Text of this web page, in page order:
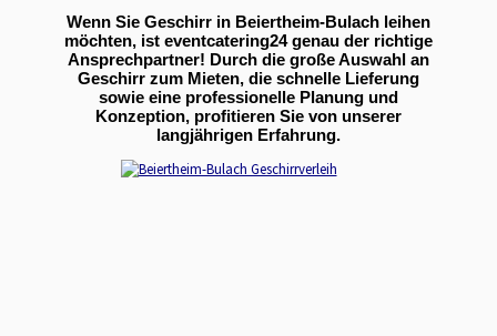
Wenn Sie Geschirr in Beiertheim-Bulach leihen
möchten, ist eventcatering24 genau der richtige
Ansprechpartner! Durch die große Auswahl an
Geschirr zum Mieten, die schnelle Lieferung
sowie eine professionelle Planung und
Konzeption, profitieren Sie von unserer
langjährigen Erfahrung.